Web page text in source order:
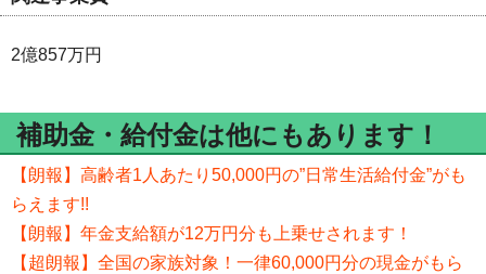
2億857万円
補助金・給付金は他にもあります！
【朗報】高齢者1人あたり50,000円の”日常生活給付金”がも
らえます!!
【朗報】年金支給額が12万円分も上乗せされます！
【超朗報】全国の家族対象！一律60,000円分の現金がもら